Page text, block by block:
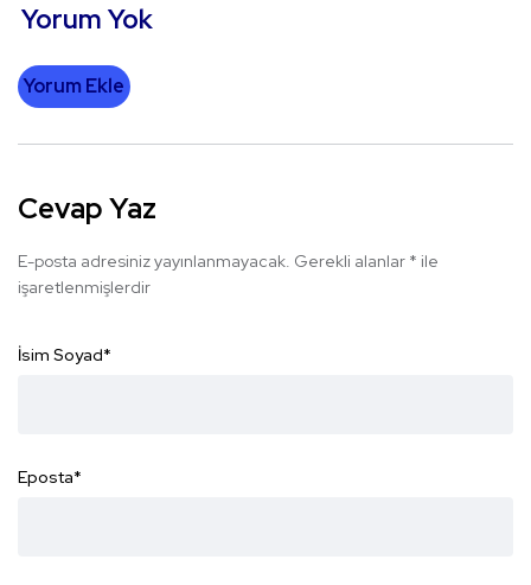
Yorum Yok
Yorum Ekle
Cevap Yaz
E-posta adresiniz yayınlanmayacak. Gerekli alanlar * ile
işaretlenmişlerdir
İsim Soyad*
Eposta*